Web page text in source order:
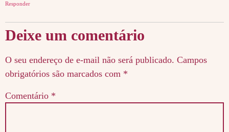
Responder
Deixe um comentário
O seu endereço de e-mail não será publicado. Campos
obrigatórios são marcados com *
Comentário *